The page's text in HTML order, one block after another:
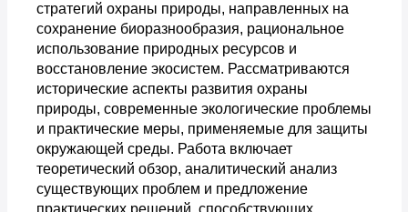
стратегий охраны природы, направленных на
сохранение биоразнообразия, рациональное
использование природных ресурсов и
восстановление экосистем. Рассматриваются
исторические аспекты развития охраны
природы, современные экологические проблемы
и практические меры, применяемые для защиты
окружающей среды. Работа включает
теоретический обзор, аналитический анализ
существующих проблем и предложение
практических решений, способствующих